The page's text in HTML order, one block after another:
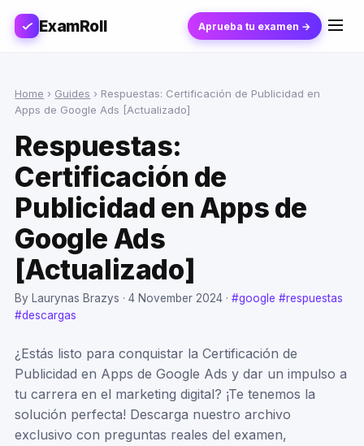
ExamRoll Aprueba tu examen →
Home › Guides › Respuestas: Certificación de Publicidad en
Apps de Google Ads [Actualizado]
Respuestas:
Certificación de
Publicidad en Apps de
Google Ads
[Actualizado]
By Laurynas Brazys ·4 November 2024 ·#google #respuestas
#descargas
¿Estás listo para conquistar la Certificación de
Publicidad en Apps de Google Ads y dar un impulso a
tu carrera en el marketing digital? ¡Te tenemos la
solución perfecta! Descarga nuestro archivo
exclusivo con preguntas reales del examen,